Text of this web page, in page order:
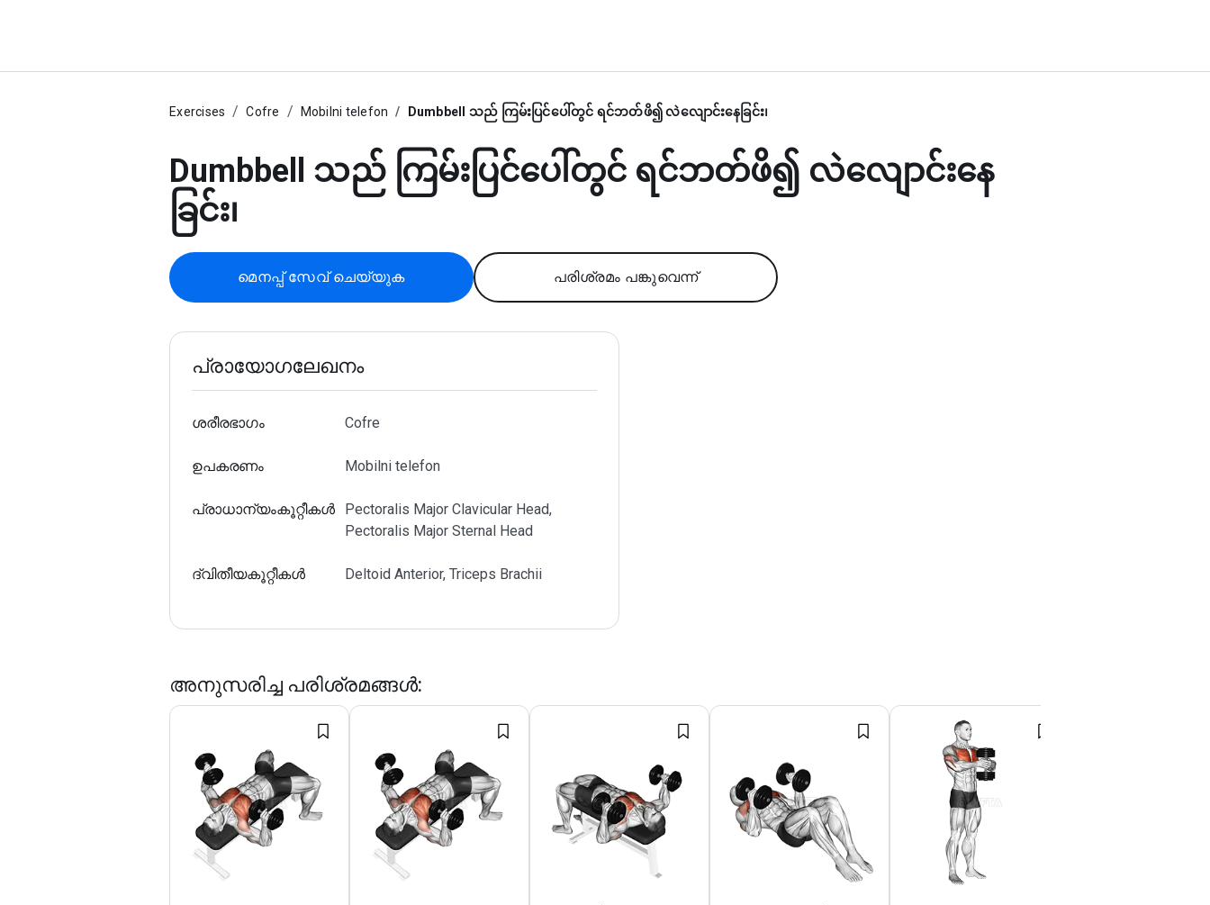
Exercises Cofre Mobilni telefon Dumbbell သည် ကြမ်းပြင်ပေါ်တွင် ရင်ဘတ်ဖိ၍ လဲလျောင်းနေခြင်း၊
Dumbbell သည် ကြမ်းပြင်ပေါ်တွင် ရင်ဘတ်ဖိ၍ လဲလျောင်းနေ
ခြင်း၊
മെനപ്പ് സേവ് ചെയ്യുക പരിശ്രമം പങ്കുവെന്ന്
പ്രായോഗലേഖനം
ശരീരഭാഗം Cofre
ഉപകരണം Mobilni telefon
പ്രാധാന്യംകൂറ്റീകള്‍
Pectoralis Major Clavicular Head,
Pectoralis Major Sternal Head
ദ്വിതീയകൂറ്റീകള്‍ Deltoid Anterior, Triceps Brachii
അനുസരിച്ച പരിശ്രമങ്ങൾ: